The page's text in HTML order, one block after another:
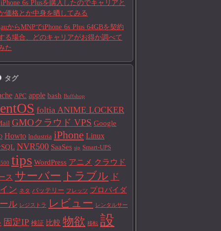
iPhone 6s Plusを購入したのでキャリアと
価格とか中身を晒してみる
auからMNPでiPhone 6s Plus 64GBを契約
る場合、どのキャリアがお得か調べて
た
タグ
APC apple bash Buffshop
foltia ANIME LOCKER
GMOクラウド VPS Google
Howto Industria iPhone Linux
NVR500 SaaSes sip Smart-UPS
tips WordPress アニメ クラウド
ス サーバー トラブル ド
ン ネタ バッテリー フレッツ プロバイダ
ル レジストラ レビュー レンタルサー
固定IP 検証 比較 物欲 移転 設